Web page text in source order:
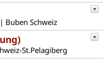
Buben Schweiz
St.Pelagiberg